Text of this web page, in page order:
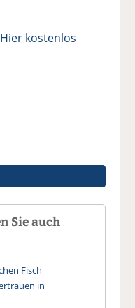
Hier kostenlos
Sie auch
Fisch
in